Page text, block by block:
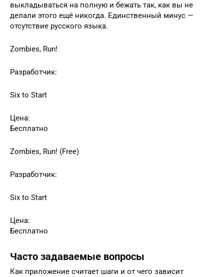
выкладываться на полную и бежать так, как вы не
делали этого ещё никогда. Единственный минус —
отсутствие русского языка.
Zombies, Run!
Разработчик:
Six to Start
Цена:
Бесплатно
Zombies, Run! (Free)
Разработчик:
Six to Start
Цена:
Бесплатно
Часто задаваемые вопросы
Как приложение считает шаги и от чего зависит